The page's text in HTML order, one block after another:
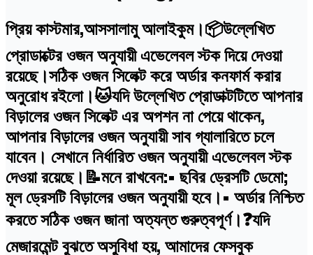
প্রিয় কাস্টমার,আসসালামু আলাইকুম।📦উল্লেখিত
প্রোডাক্টের ওজন অনুযায়ী এভেলেবল স্টক দিয়ে দেওয়া
রয়েছে।সঠিক ওজন সিলেক্ট করে অর্ডার কনফার্ম করার
অনুরোধ রইলো।🐱যদি উল্লেখিত প্রোডাক্টটিতে আপনার
বিড়ালের ওজন সিলেক্ট এর অপশন না পেয়ে থাকেন,
আপনার বিড়ালের ওজন অনুযায়ী সাব গ্যালারিতে চলে
যাবেন। সেখানে নির্ধারিত ওজন অনুযায়ী এভেলেবল স্টক
দেওয়া রয়েছে।📝মনে রাখবেন:• ছবির ড্রেসটি ডেমো;
মূল ড্রেসটি বিড়ালের ওজন অনুযায়ী হবে।• অর্ডার নিশ্চিত
করতে সঠিক ওজন জানা অত্যন্ত গুরুত্বপূর্ণ।❓যদি
মেজারমেন্ট বুঝতে অসুবিধা হয়, আমাদের ফেসবুক